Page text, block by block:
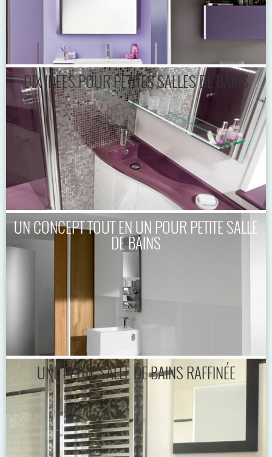
DIX IDÉES POUR PETITES SALLES DE BAINS
UN CONCEPT TOUT EN UN POUR PETITE SALLE
DE BAINS
UNE PETITE SALLE DE BAINS RAFFINÉE